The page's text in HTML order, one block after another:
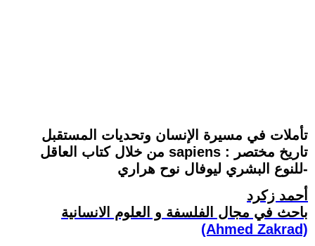
تأملات في مسيرة الإنسان وتحديات المستقبل
من خلال كتاب العاقل sapiens : تاريخ مختصر
للنوع البشري ليوفال نوح هراري-
أحمد زكرد
باحث في مجال الفلسفة و العلوم الانسانية
(Ahmed Zakrad)